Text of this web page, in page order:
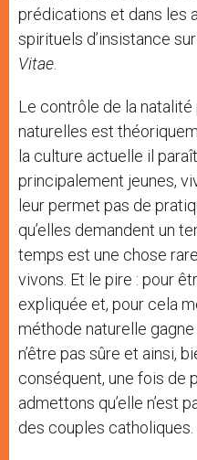
prédications et dans les
spirituels d’insistance
Vitae
Le contrôle de la
naturelles est
la culture actuelle il
principalement jeunes,
leur permet pas de
qu’elles demandent un
temps est une chose
vivons. Et le pire : pour
expliquée et, pour cela
méthode naturelle
n’être pas sûre et ainsi,
conséquent, une fois de
admettons qu’elle n’est
des couples catholiques.